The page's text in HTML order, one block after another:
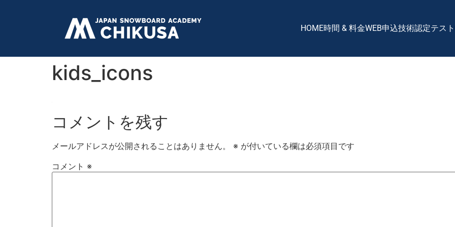
HOME時間 & 料金WEB申込技術認定テスト
kids_icons
コメントを残す
メールアドレスが公開されることはありません。 ※ が付いている欄は必須項目です
コメント ※